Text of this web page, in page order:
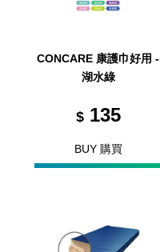
CONCARE 康護巾好用 -
湖水綠
$135
BUY 購買